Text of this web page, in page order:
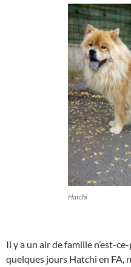
Hatchi
Il y a un air de famille n’est-
quelques jours Hatchi en FA,